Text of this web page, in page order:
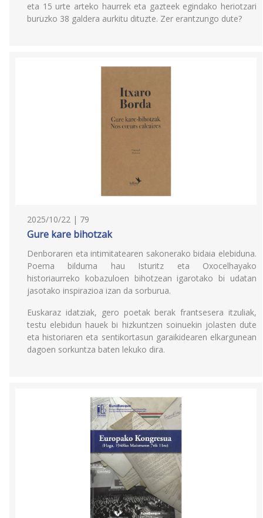
eta 15 urte arteko haurrek eta gazteek egindako heriotzari
buruzko 38 galdera aurkitu dituzte. Zer erantzungo dute?
2025/10/22 | 79
Gure kare bihotzak
Denboraren eta intimitatearen sakonerako bidaia elebiduna.
Poema bilduma hau Isturitz eta Oxocelhayako
historiaurreko kobazuloen bihotzean igarotako bi udatan
jasotako inspirazioa izan da sorburua.
Euskaraz idatziak, gero poetak berak frantsesera itzuliak,
testu elebidun hauek bi hizkuntzen soinuekin jolasten dute
eta historiaren eta sentikortasun garaikidearen elkargunean
dagoen sorkuntza baten lekuko dira.